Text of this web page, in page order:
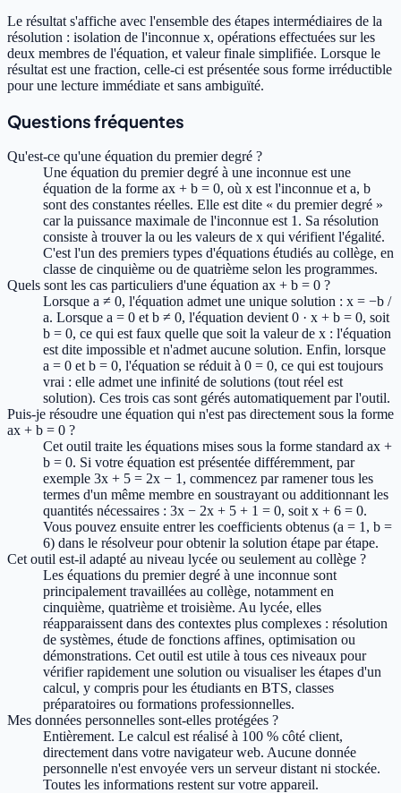
Le résultat s'affiche avec l'ensemble des étapes intermédiaires de la
résolution : isolation de l'inconnue x, opérations effectuées sur les
deux membres de l'équation, et valeur finale simplifiée. Lorsque le
résultat est une fraction, celle-ci est présentée sous forme irréductible
pour une lecture immédiate et sans ambiguïté.
Questions fréquentes
Qu'est-ce qu'une équation du premier degré ?
Une équation du premier degré à une inconnue est une
équation de la forme ax + b = 0, où x est l'inconnue et a, b
sont des constantes réelles. Elle est dite « du premier degré »
car la puissance maximale de l'inconnue est 1. Sa résolution
consiste à trouver la ou les valeurs de x qui vérifient l'égalité.
C'est l'un des premiers types d'équations étudiés au collège, en
classe de cinquième ou de quatrième selon les programmes.
Quels sont les cas particuliers d'une équation ax + b = 0 ?
Lorsque a ≠ 0, l'équation admet une unique solution : x = −b /
a. Lorsque a = 0 et b ≠ 0, l'équation devient 0 · x + b = 0, soit
b = 0, ce qui est faux quelle que soit la valeur de x : l'équation
est dite impossible et n'admet aucune solution. Enfin, lorsque
a = 0 et b = 0, l'équation se réduit à 0 = 0, ce qui est toujours
vrai : elle admet une infinité de solutions (tout réel est
solution). Ces trois cas sont gérés automatiquement par l'outil.
Puis-je résoudre une équation qui n'est pas directement sous la forme
ax + b = 0 ?
Cet outil traite les équations mises sous la forme standard ax +
b = 0. Si votre équation est présentée différemment, par
exemple 3x + 5 = 2x − 1, commencez par ramener tous les
termes d'un même membre en soustrayant ou additionnant les
quantités nécessaires : 3x − 2x + 5 + 1 = 0, soit x + 6 = 0.
Vous pouvez ensuite entrer les coefficients obtenus (a = 1, b =
6) dans le résolveur pour obtenir la solution étape par étape.
Cet outil est-il adapté au niveau lycée ou seulement au collège ?
Les équations du premier degré à une inconnue sont
principalement travaillées au collège, notamment en
cinquième, quatrième et troisième. Au lycée, elles
réapparaissent dans des contextes plus complexes : résolution
de systèmes, étude de fonctions affines, optimisation ou
démonstrations. Cet outil est utile à tous ces niveaux pour
vérifier rapidement une solution ou visualiser les étapes d'un
calcul, y compris pour les étudiants en BTS, classes
préparatoires ou formations professionnelles.
Mes données personnelles sont-elles protégées ?
Entièrement. Le calcul est réalisé à 100 % côté client,
directement dans votre navigateur web. Aucune donnée
personnelle n'est envoyée vers un serveur distant ni stockée.
Toutes les informations restent sur votre appareil.